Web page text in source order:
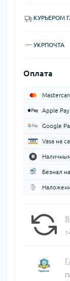
КУРЬЕРОМ
УКРПОЧТА
Оплата
Apple
Google
Vasa на
Безнал